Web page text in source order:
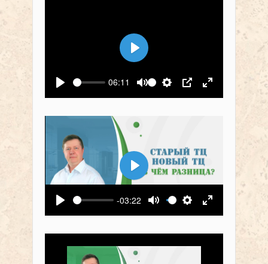
Воспроизвести
06:11
Выключить звук
Настройки
PIP На весь
Воспроизвести
Воспроизвести
-03:22
Выключить звук
Настройки
На весь
Воспроизвести